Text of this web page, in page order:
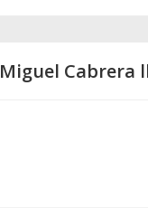
Miguel Cabrera